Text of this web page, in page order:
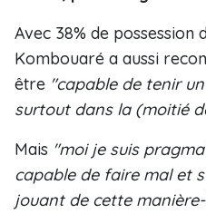
Avec 38% de possession
Kombouaré a aussi
être "capable de tenir
surtout dans la (moitié
Mais "moi je suis
capable de faire mal et
jouant de cette